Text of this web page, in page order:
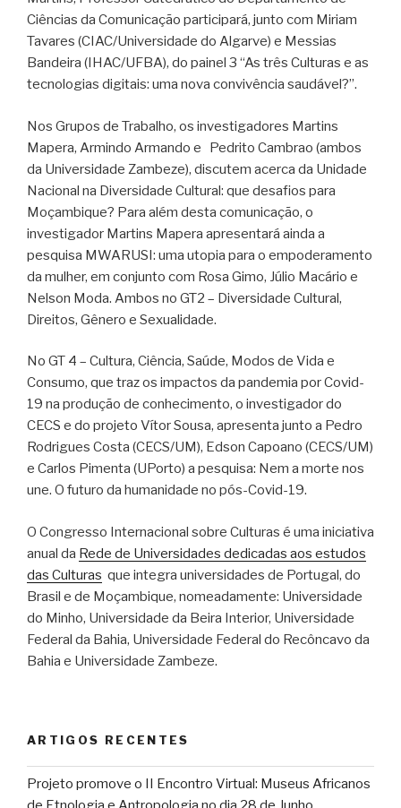
Ciências da Comunicação participará, junto com Miriam
Tavares (CIAC/Universidade do Algarve) e Messias
Bandeira (IHAC/UFBA), do painel 3 “As três Culturas e as
tecnologias digitais: uma nova convivência saudável?”.
Nos Grupos de Trabalho, os investigadores Martins
Mapera, Armindo Armando e Pedrito Cambrao (ambos
da Universidade Zambeze), discutem acerca da Unidade
Nacional na Diversidade Cultural: que desafios para
Moçambique? Para além desta comunicação, o
investigador Martins Mapera apresentará ainda a
pesquisa MWARUSI: uma utopia para o empoderamento
da mulher, em conjunto com Rosa Gimo, Júlio Macário e
Nelson Moda. Ambos no GT2 – Diversidade Cultural,
Direitos, Gênero e Sexualidade.
No GT 4 – Cultura, Ciência, Saúde, Modos de Vida e
Consumo, que traz os impactos da pandemia por Covid-
19 na produção de conhecimento, o investigador do
CECS e do projeto Vítor Sousa, apresenta junto a Pedro
Rodrigues Costa (CECS/UM), Edson Capoano (CECS/UM)
e Carlos Pimenta (UPorto) a pesquisa: Nem a morte nos
une. O futuro da humanidade no pós-Covid-19.
O Congresso Internacional sobre Culturas é uma iniciativa
anual da Rede de Universidades dedicadas aos estudos
das Culturas que integra universidades de Portugal, do
Brasil e de Moçambique, nomeadamente: Universidade
do Minho, Universidade da Beira Interior, Universidade
Federal da Bahia, Universidade Federal do Recôncavo da
Bahia e Universidade Zambeze.
ARTIGOS RECENTES
Projeto promove o II Encontro Virtual: Museus Africanos